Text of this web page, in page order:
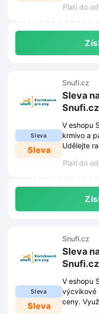
Platí do
Sleva
Sleva
Snufi.cz
Sleva
Snufi.cz
V eshopu
krmivo a
Udělejte
Platí do
Sleva
Sleva
Snufi.cz
Sleva
Snufi.cz
V eshopu
výcvikové
ceny.